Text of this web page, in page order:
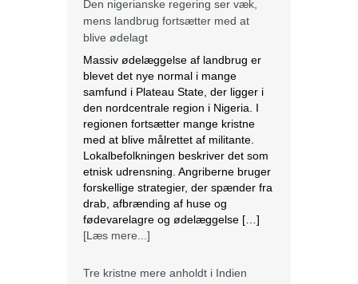
den nordcentrale region i Nigeria. I
regionen fortsætter mange kristne
med at blive målrettet af militante.
Lokalbefolkningen beskriver det som
etnisk udrensning. Angriberne bruger
forskellige strategier, der spænder fra
drab, afbrænding af huse og
fødevarelagre og ødelæggelse […]
[Læs mere...]
Tre kristne mere anholdt i Indien
Sidste torsdag blev tre kristne
fængslet, efter at de var blevet
angrebet af en pøbel af radikale
hinduistiske nationalister i Uttar
blev såret, herunder to præster. Efter